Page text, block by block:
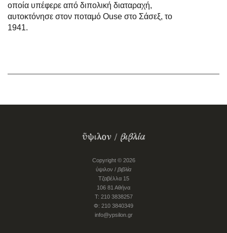
οποία υπέφερε από διπολική διαταραχή,
αυτοκτόνησε στον ποταμό Ouse στο Σάσεξ, το
1941.
Copyright © 2026
ύψιλον / βιβλία
Τζαβέλλα 15
106 81 Αθήνα
Τ: 210 3838257
Φ: 210 3840349
info@ypsilon.gr